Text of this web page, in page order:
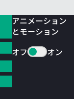
アニメーション
とモーション
オフ
オン